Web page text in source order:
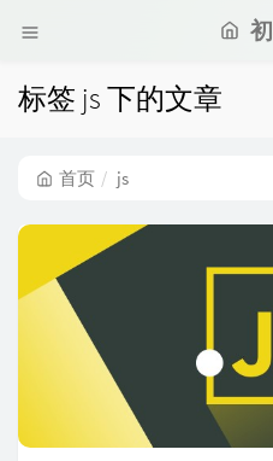
标签 js 下的文章
首页 js